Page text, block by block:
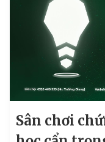
Sân chơi